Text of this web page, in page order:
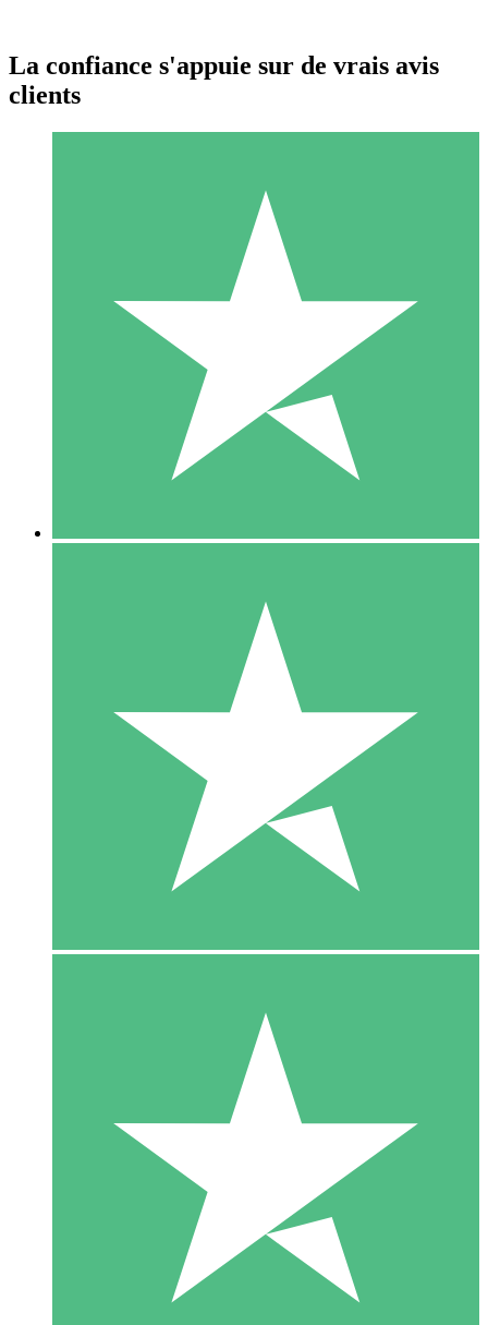
Packs de Crédits Individuels
Payez à l'utilisation avec des crédits de téléchargement. Sans
1 Téléchargement
10 00
10 Téléchargements
20 00
La confiance s'appuie sur de vrais avis
clients